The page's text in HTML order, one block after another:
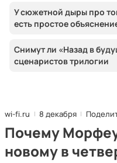
У сюжетной дыры про
есть простое
Снимут ли «Назад в
сценаристов трилогии
wi-fi.ru 8 декабря
Почему
новому в